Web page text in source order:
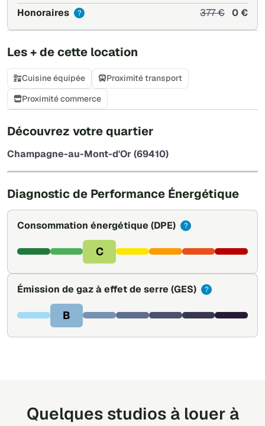
Honoraires
? 377 € 0 €
Les + de cette location
Cuisine équipée
Proximité transport
Proximité commerce
Découvrez votre quartier
Champagne-au-Mont-d'Or (69410)
Diagnostic de Performance Énergétique
Consommation énergétique (DPE) ?
C
Émission de gaz à effet de serre (GES) ?
B
Quelques studios à louer à